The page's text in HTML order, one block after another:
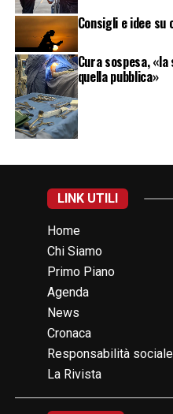
Consigli e idee su
Cura sospesa,
quella pubblica»
LINK UTILI
Home
Chi Siamo
Primo Piano
Agenda
News
Cronaca
Responsabilità sociale
La Rivista